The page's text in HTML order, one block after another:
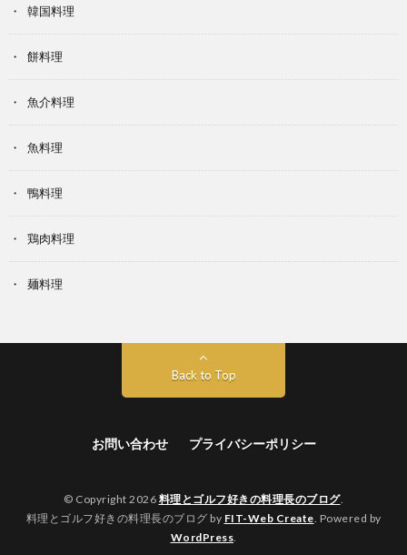
韓国料理
餅料理
魚介料理
魚料理
鴨料理
鶏肉料理
麺料理
Back to Top
お問い合わせ プライバシーポリシー
© Copyright 2026 料理とゴルフ好きの料理長のブログ.
料理とゴルフ好きの料理長のブログ by FIT-Web Create. Powered by
WordPress.